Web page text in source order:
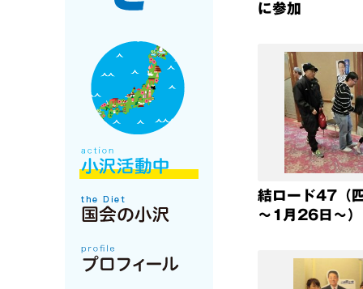
に参加
結ロード47（
～1月26日～）